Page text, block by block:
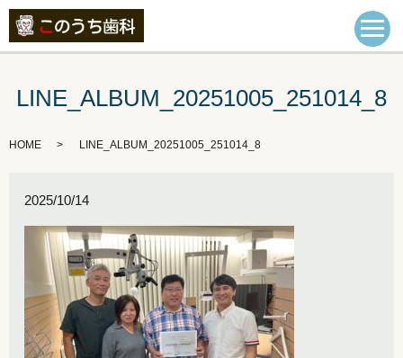
LINE_ALBUM_20251005_251014_8
HOME LINE_ALBUM_20251005_251014_8
2025/10/14